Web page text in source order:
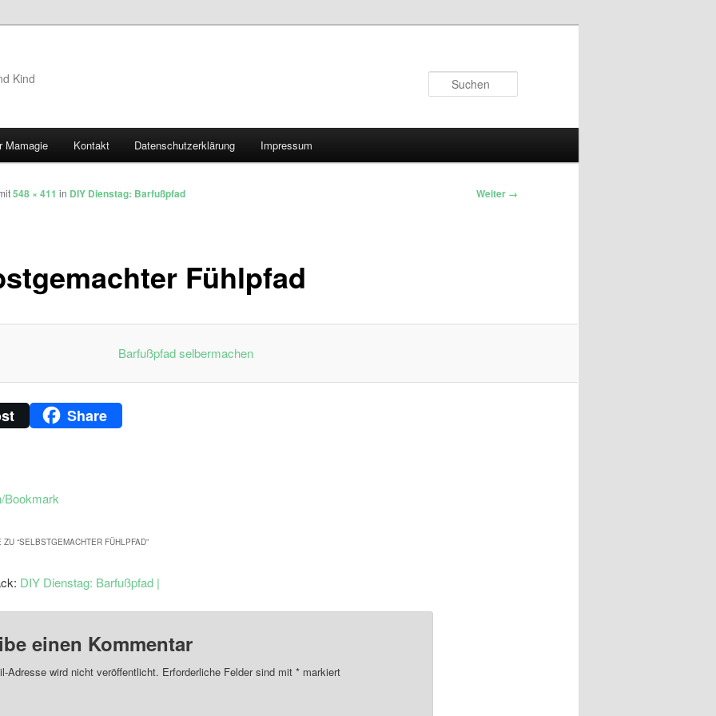
Kind
Mamagie Kontakt Datenschutzerklärung Impressum
Weiter →
Fühlpfad
548 × 411 in DIY Dienstag: Barfußpfad
Share
Bookmark
ZU “SELBSTGEMACHTER FÜHLPFAD”
DIY Dienstag: Barfußpfad |
einen Kommentar
Adresse wird nicht veröffentlicht. Erforderliche Felder sind mit *markiert